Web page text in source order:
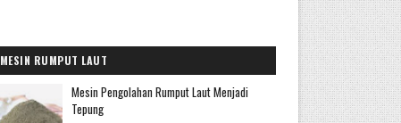
MESIN RUMPUT LAUT
Mesin Pengolahan Rumput Laut Menjadi
Tepung